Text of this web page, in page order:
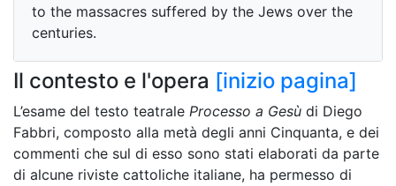
to the massacres suffered by the Jews over the
centuries.
Il contesto e l'opera [inizio pagina]
L’esame del testo teatrale Processo a Gesù di Diego
Fabbri, composto alla metà degli anni Cinquanta, e dei
commenti che sul di esso sono stati elaborati da parte
di alcune riviste cattoliche italiane, ha permesso di